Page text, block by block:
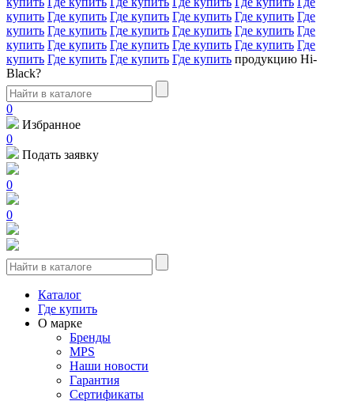
купить Где купить Где купить Где купить Где купить Где
купить Где купить Где купить Где купить Где купить Где
купить Где купить Где купить Где купить Где купить Где
купить Где купить Где купить Где купить продукцию Hi-
Black?
0
Избранное
0
Подать заявку
0
0
Каталог
Где купить
О марке
Бренды
MPS
Наши новости
Гарантия
Сертификаты